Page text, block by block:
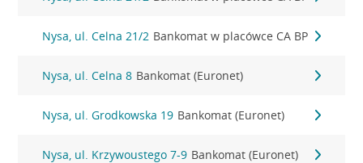
Nysa, ul. Celna 21/2 Bankomat w placówce CA BP
Nysa, ul. Celna 8 Bankomat (Euronet)
Nysa, ul. Grodkowska 19 Bankomat (Euronet)
Nysa, ul. Krzywoustego 7-9 Bankomat (Euronet)